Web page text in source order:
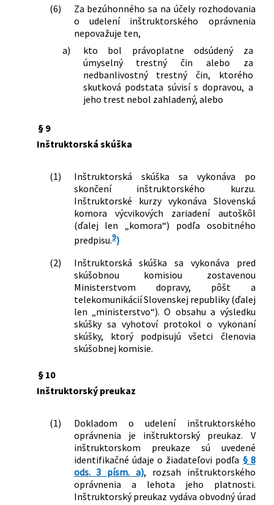
(6)
Za bezúhonného sa na účely rozhodovania
o udelení inštruktorského oprávnenia
nepovažuje ten,
a)
kto bol právoplatne odsúdený za
úmyselný trestný čin alebo za
nedbanlivostný trestný čin, ktorého
skutková podstata súvisí s dopravou, a
jeho trest nebol zahladený, alebo
§ 9
Inštruktorská skúška
(1)
Inštruktorská skúška sa vykonáva po
skončení inštruktorského kurzu.
Inštruktorské kurzy vykonáva Slovenská
komora výcvikových zariadení autoškôl
(ďalej len „komora“) podľa osobitného
predpisu.9)
(2)
Inštruktorská skúška sa vykonáva pred
skúšobnou komisiou zostavenou
Ministerstvom dopravy, pôšt a
telekomunikácií Slovenskej republiky (ďalej
len „ministerstvo“). O obsahu a výsledku
skúšky sa vyhotoví protokol o vykonaní
skúšky, ktorý podpisujú všetci členovia
skúšobnej komisie.
§ 10
Inštruktorský preukaz
(1)
Dokladom o udelení inštruktorského
oprávnenia je inštruktorský preukaz. V
inštruktorskom preukaze sú uvedené
identifikačné údaje o žiadateľovi podľa § 8
ods. 3 písm. a), rozsah inštruktorského
oprávnenia a lehota jeho platnosti.
Inštruktorský preukaz vydáva obvodný úrad